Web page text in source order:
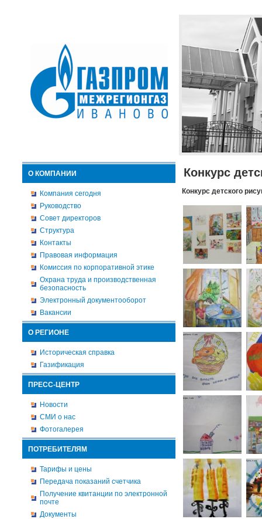
О КОМПАНИИ
Компания сегодня
Руководство
Совет директоров
Структура
Контакты
Правовая информация
Комиссия по корпоративной этике
Охрана труда и производственная
безопасность
Электронный документооборот
Вакансии
О РЕГИОНЕ
Историческая справка
Газификация
ПРЕСС-ЦЕНТР
Новости
СМИ о нас
Фотогалерея
ПОТРЕБИТЕЛЯМ
Тарифы и цены
Передача показаний счетчика
Получение квитанции по электронной
почте
Документы
Конкурс
Конкурс детского